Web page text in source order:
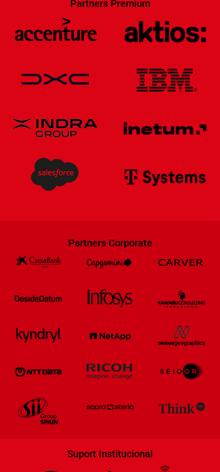
Partners Premium
Partners Corporate
Suport Institucional